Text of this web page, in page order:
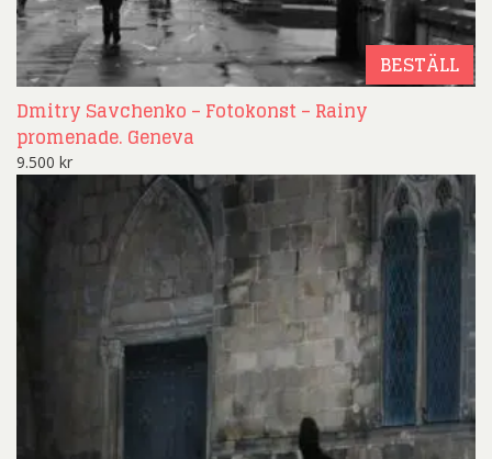
BESTÄLL
Dmitry Savchenko – Fotokonst – Rainy
promenade. Geneva
9.500 kr